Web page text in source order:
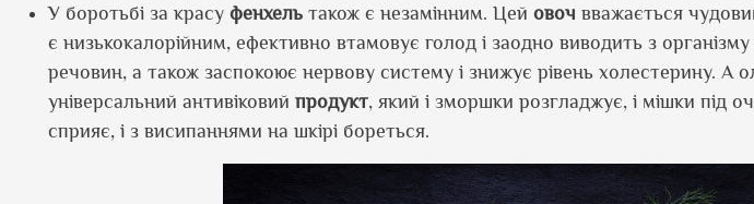
У боротьбі за красу фенхель також є незамінним. Цей овоч вважається
є низькокалорійним, ефективно втамовує голод і заодно виводить з
речовин, а також заспокоює нервову систему і знижує рівень холестерину. А
універсальний антивіковий продукт, який і зморшки розгладжує, і мішки під
сприяє, і з висипаннями на шкірі бореться.